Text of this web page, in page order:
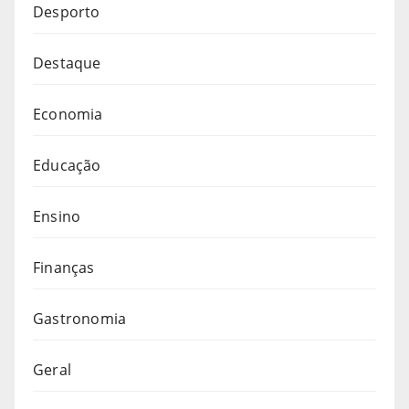
Desporto
Destaque
Economia
Educação
Ensino
Finanças
Gastronomia
Geral